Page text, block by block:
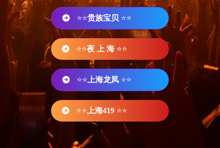
⭐⭐贵族宝贝 ⭐⭐
⭐⭐夜 上 海 ⭐⭐
⭐⭐ 上海龙凤 ⭐⭐
⭐⭐ 上海419 ⭐⭐